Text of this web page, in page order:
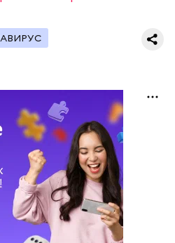
преподобный родился в
Николай проникся
и рано принял решение
паломничество в
по просьбе
молитвой успокоил